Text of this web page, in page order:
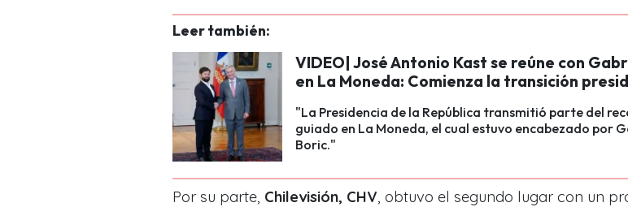
Leer también:
VIDEO| José Antonio Kast se reúne con
en La Moneda: Comienza la transición
"La Presidencia de la República transmitió parte del
guiado en La Moneda, el cual estuvo encabezado por
Boric."
Por su parte, Chilevisión, CHV , obtuvo el segundo lugar con un